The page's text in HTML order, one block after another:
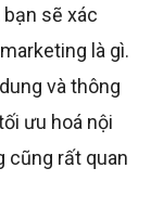
bạn sẽ xác
là gì.
và thông
ưu hoá nội
cũng rất quan